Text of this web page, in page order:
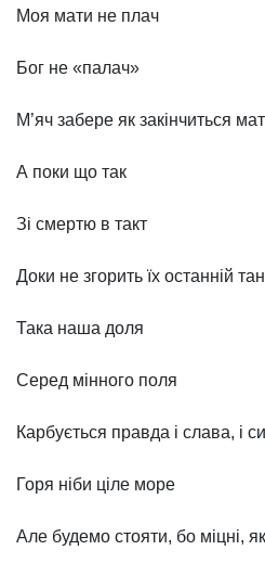
Моя мати не плач
Бог не «палач»
М’яч забере як закінчиться
А поки що так
Зі смертю в такт
Доки не згорить їх останній
Така наша доля
Серед мінного поля
Карбується правда і слава, і
Горя ніби ціле море
Але будемо стояти, бо міцні,